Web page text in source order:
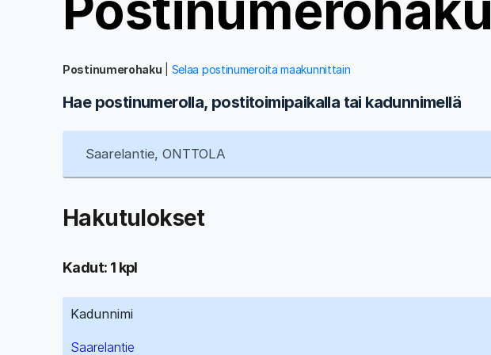
Postinumerohaku Selaa postinumeroita maakunnittain
Hae postinumerolla, postitoimipaikalla tai kadunnimellä
Hakutulokset
Kadut: 1 kpl
Kadunnimi
Saarelantie